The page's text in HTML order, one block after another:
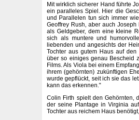
Mit wirklich sicherer Hand führte
ein paralleles Spiel. Hier die
und Parallelen tun sich immer
Geoffrey Rush, aber auch
als Geldgeber, dem eine kleine
sich als muntere und
liebenden und angesichts der
Tochter aus gutem Haus auf
über so einiges genau Bescheid
Films. Als Viola bei einem
ihrem (gehörnten) zukünftigen
wurde gepflückt, seit ich sie das
kann das erkennen."
Colin Firth spielt den Gehörnten,
der seine Plantage in Virginia
Tochter aus reichem Haus